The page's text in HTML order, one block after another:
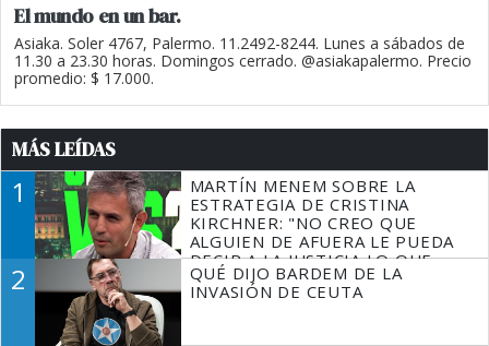
El mundo en un bar.
Asiaka. Soler 4767, Palermo. 11.2492-8244. Lunes a sábados de
11.30 a 23.30 horas. Domingos cerrado. @asiakapalermo. Precio
promedio: $ 17.000.
MÁS LEÍDAS
1
MARTÍN MENEM SOBRE LA
ESTRATEGIA DE CRISTINA
KIRCHNER: "NO CREO QUE
ALGUIEN DE AFUERA LE PUEDA
DECIR A LA JUSTICIA LO QUE
TIENE QUE HACER"
2
QUÉ DIJO BARDEM DE LA
INVASIÓN DE CEUTA